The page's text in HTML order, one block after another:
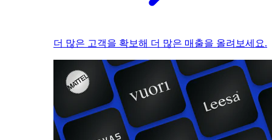
더 많은 고객을 확보해 더 많은 매출을 올려보세요.